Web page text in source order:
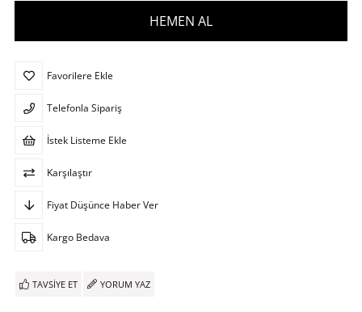
Favorilere Ekle
Telefonla Sipariş
İstek Listeme Ekle
Karşılaştır
Fiyat Düşünce Haber Ver
Kargo Bedava
TAVSIYE ET YORUM YAZ